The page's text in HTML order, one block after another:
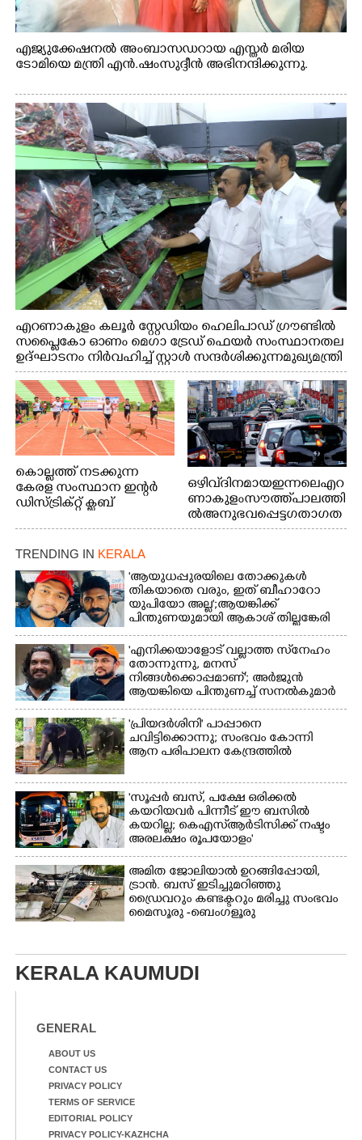
എജ്യുക്കേഷനൽ അംബാസഡറായ എസ്തർ മരിയ
ടോമിയെ മന്ത്രി എൻ.ഷംസുദ്ദീൻ അഭിനന്ദിക്കുന്നു.
എറണാകുളം കലൂർ സ്റ്റേഡിയം ഹെലിപാഡ് ഗ്രൗണ്ടിൽ
സപ്ളൈകോ ഓണം മെഗാ ട്രേഡ് ഫെയർ സംസ്ഥാനതല
ഉദ്ഘാടനം നിർവഹിച്ച് സ്റ്റാൾ സന്ദർശിക്കുന്ന മുഖ്യമന്ത്രി
വി.ഡി. സതീശൻ. മന്ത്രി അനൂപ് ജേക്കബ് സമീപം
കൊല്ലത്ത് നടക്കുന്ന
കേരള സംസ്ഥാന ഇന്റർ
ഡിസ്ട്രിക്റ്റ് ക്ലബ്
ചാമ്പ്യൻഷിപ്പിൽ അണ്ടർ
20 ആൺകുട്ടികളുടെ 200
മത്സരത്തിനിടെ സിന്തറ്റിക്
ട്രാക്കിന് കുറുകെ ഓടുന്ന
നായകൾ.
ഒഴിവ് ദിനമായ ഇന്നലെ എറ
ണാകുളം സൗത്ത് പാലത്തി
ൽ അനുഭവപ്പെട്ട ഗതാഗത
ക്കുരുക്ക്
TRENDING IN KERALA
'ആയുധപ്പുരയിലെ തോക്കുകൾ
തികയാതെ വരും, ഇത് ബീഹാറോ
യുപിയോ അല്ല';ആയങ്കിക്ക്
പിന്തുണയുമായി ആകാശ് തില്ലങ്കേരി
'എനിക്കയാളോട് വല്ലാത്ത സ്‌നേഹം
തോന്നുന്നു, മനസ്
നിങ്ങൾക്കൊപ്പമാണ്'; അർജുൻ
ആയങ്കിയെ പിന്തുണച്ച് സനൽകുമാർ
'പ്രിയദർശിനി' പാപ്പാനെ
ചവിട്ടിക്കൊന്നു; സംഭവം കോന്നി
ആന പരിപാലന കേന്ദ്രത്തിൽ
'സൂപ്പർ ബസ്, പക്ഷേ ഒരിക്കൽ
കയറിയവർ പിന്നീട് ഈ ബസിൽ
കയറില്ല; കെഎസ്ആർടിസിക്ക് നഷ്ടം
അരലക്ഷം രൂപയോളം'
അമിത ജോലിയാൽ ഉറങ്ങിപ്പോയി,
ട്രാൻ. ബസ് ഇടിച്ചുമറിഞ്ഞു
ഡ്രൈവറും കണ്ടക്ടറും മരിച്ചു സംഭവം
മൈസൂരു -ബെംഗളൂരു
KERALA KAUMUDI
GENERAL
ABOUT US
CONTACT US
PRIVACY POLICY
TERMS OF SERVICE
EDITORIAL POLICY
PRIVACY POLICY-KAZHCHA